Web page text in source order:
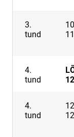
3.
tund
4.
tund
4.
tund